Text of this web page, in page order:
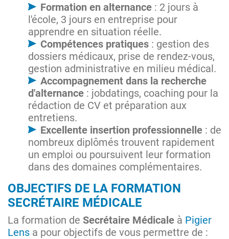
Formation en alternance : 2 jours à
l'école, 3 jours en entreprise pour
apprendre en situation réelle.
Compétences pratiques : gestion des
dossiers médicaux, prise de rendez-vous,
gestion administrative en milieu médical.
Accompagnement dans la recherche
d'alternance : jobdatings, coaching pour la
rédaction de CV et préparation aux
entretiens.
Excellente insertion professionnelle : de
nombreux diplômés trouvent rapidement
un emploi ou poursuivent leur formation
dans des domaines complémentaires.
OBJECTIFS DE LA FORMATION
SECRÉTAIRE MÉDICALE
La formation de Secrétaire Médicale à Pigier
Lens a pour objectifs de vous permettre de :